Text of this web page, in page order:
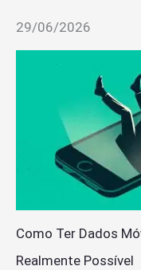
29/06/2026
Como Ter Dados
Realmente Possível